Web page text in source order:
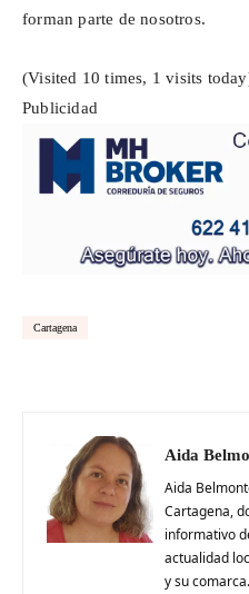
forman parte de nosotros.
(Visited 10 times, 1 visits
Publicidad
Cartagena
Aida
Aida
Cartagena,
informativo
actualidad
y su comarca.